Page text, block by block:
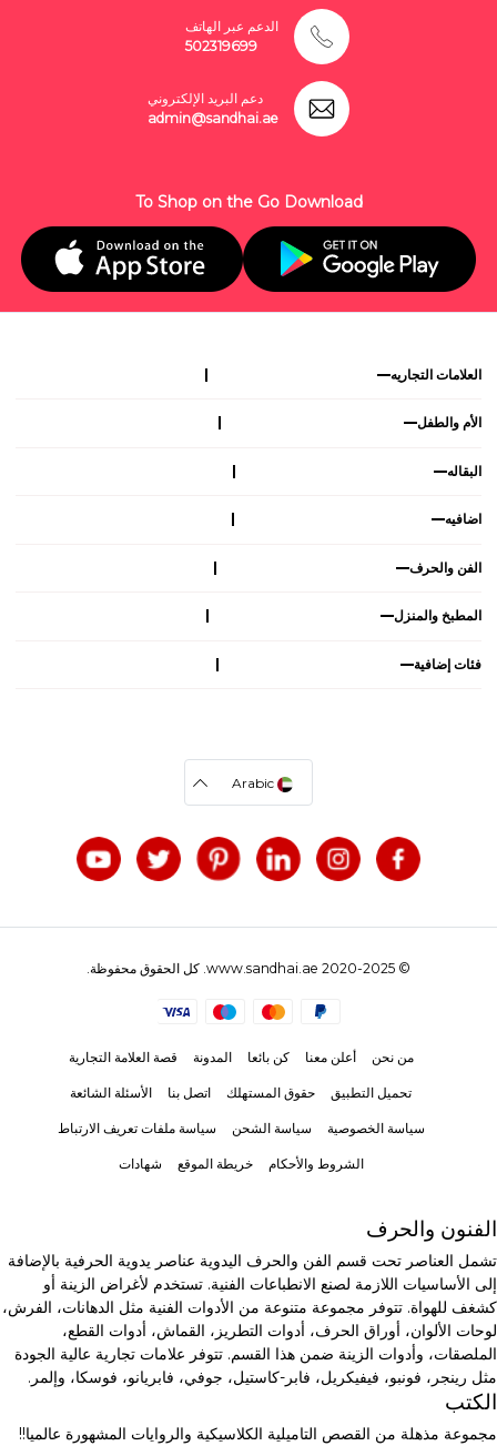
الدعم عبر الهاتف
502319699
دعم البريد الإلكتروني
admin@sandhai.ae
To Shop on the Go Download
العلامات التجاريه
الأم والطفل
البقاله
اضافيه
الفن والحرف
المطبخ والمنزل
فئات إضافية
Arabic
© 2020-2025 www.sandhai.ae. كل الحقوق محفوظة.
من نحن أعلن معنا كن بائعا المدونة قصة العلامة التجارية
تحميل التطبيق حقوق المستهلك اتصل بنا الأسئلة الشائعة
سياسة الخصوصية سياسة الشحن سياسة ملفات تعريف الارتباط
الشروط والأحكام خريطة الموقع شهادات
الفنون والحرف
تشمل العناصر تحت قسم الفن والحرف اليدوية عناصر يدوية الحرفية بالإضافة
إلى الأساسيات اللازمة لصنع الانطباعات الفنية. تستخدم لأغراض الزينة أو
كشغف للهواة. تتوفر مجموعة متنوعة من الأدوات الفنية مثل الدهانات، الفرش،
لوحات الألوان، أوراق الحرف، أدوات التطريز، القماش، أدوات القطع،
الملصقات، وأدوات الزينة ضمن هذا القسم. تتوفر علامات تجارية عالية الجودة
مثل رينجر، فونبو، فيفيكريل، فابر-كاستيل، جوفي، فابريانو، فوسكا، وإلمر.
الكتب
مجموعة مذهلة من القصص التاميلية الكلاسيكية والروايات المشهورة عالميا!!